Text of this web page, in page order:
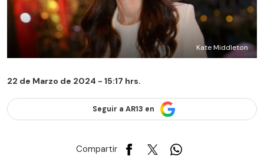
Kate Middleton
22 de Marzo de 2024 - 15:17 hrs.
Seguir a AR13 en
Compartir